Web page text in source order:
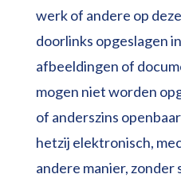
werk of andere op
doorlinks opgeslagen
afbeeldingen of
mogen niet worden
of anderszins
hetzij elektronisch,
andere manier,